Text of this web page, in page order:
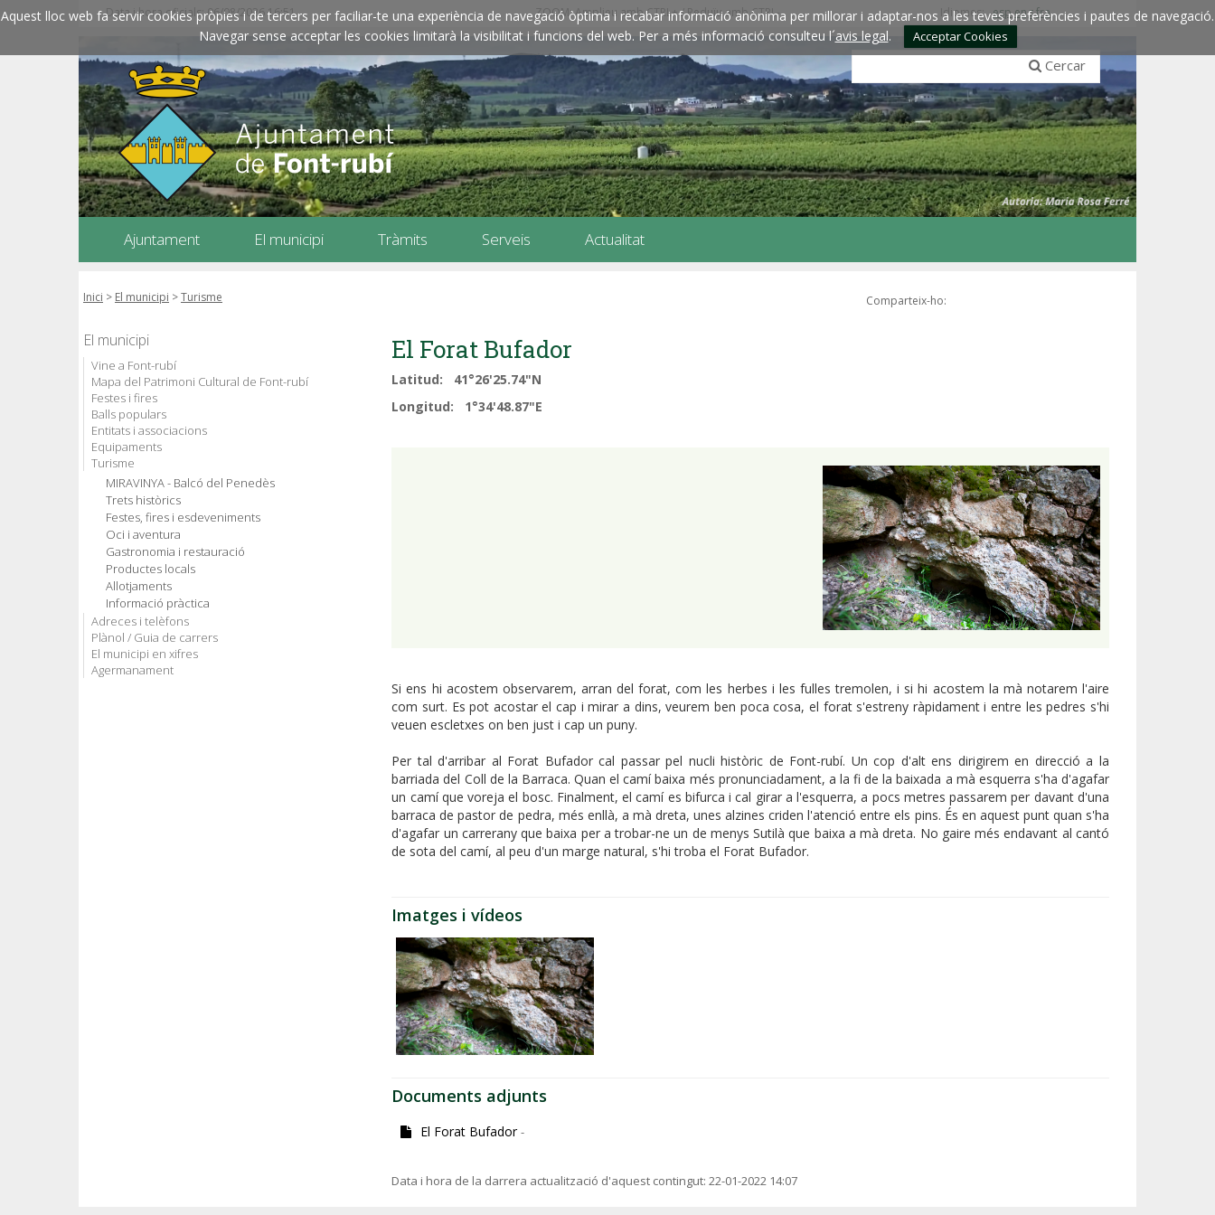
Aquest lloc web fa servir cookies pròpies i de tercers per faciliar-te una experiència de navegació òptima i recabar informació anònima per millorar i adaptar-nos a les teves preferències i pautes de navegació.
Navegar sense acceptar les cookies limitarà la visibilitat i funcions del web. Per a més informació consulteu l´avis legal. Acceptar Cookies
Data i hora oficials: 06/08/2026 16:51 ZOOM: Amplieu amb CTRL+ / Reduïu amb CTRL- Idiomes:esp engfra
Cercar
Ajuntament El municipi Tràmits Serveis Actualitat
Inici > El municipi >Turisme Comparteix-ho:
El municipi
Vine a Font-rubí
Mapa del Patrimoni Cultural de Font-rubí
Festes i fires
Balls populars
Entitats i associacions
Equipaments
Turisme
MIRAVINYA - Balcó del Penedès
Trets històrics
Festes, fires i esdeveniments
Oci i aventura
Gastronomia i restauració
Productes locals
Allotjaments
Informació pràctica
Adreces i telèfons
Plànol / Guia de carrers
El municipi en xifres
Agermanament
El Forat Bufador
Latitud: 41°26'25.74"N
Longitud: 1°34'48.87"E
Si ens hi acostem observarem, arran del forat, com les herbes i les fulles tremolen, i si hi acostem la mà notarem l'aire
com surt. Es pot acostar el cap i mirar a dins, veurem ben poca cosa, el forat s'estreny ràpidament i entre les pedres s'hi
veuen escletxes on ben just i cap un puny.
Per tal d'arribar al Forat Bufador cal passar pel nucli històric de Font-rubí. Un cop d'alt ens dirigirem en direcció a la
barriada del Coll de la Barraca. Quan el camí baixa més pronunciadament, a la fi de la baixada a mà esquerra s'ha d'agafar
un camí que voreja el bosc. Finalment, el camí es bifurca i cal girar a l'esquerra, a pocs metres passarem per davant d'una
barraca de pastor de pedra, més enllà, a mà dreta, unes alzines criden l'atenció entre els pins. És en aquest punt quan s'ha
d'agafar un carrerany que baixa per a trobar-ne un de menys Sutilà que baixa a mà dreta. No gaire més endavant al cantó
de sota del camí, al peu d'un marge natural, s'hi troba el Forat Bufador.
Imatges i vídeos
Documents adjunts
El Forat Bufador-
Data i hora de la darrera actualització d'aquest contingut:22-01-2022 14:07